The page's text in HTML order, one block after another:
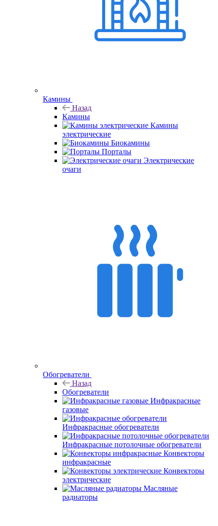
Камины
Назад
Камины
Камины
электрические
Биокамины
Порталы
Электрические
очаги
Обогреватели
Назад
Обогреватели
Инфракрасные
газовые
Инфракрасные обогреватели
Инфракрасные потолочные обогреватели
Конвекторы
инфракрасные
Конвекторы
электрические
Масляные
радиаторы